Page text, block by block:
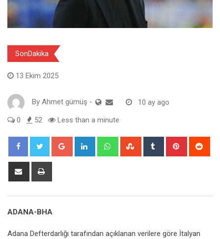
SonDakika
13 Ekim 2025
By Ahmet gümüş - 10 ay ago
0 52 Less than a minute
Google+ LinkedIn WhatsappStumbleUpon
Tumblr Pinterest
Share
ADANA-BHA
Adana Defterdarlığı tarafından açıklanan verilere göre İtalyan